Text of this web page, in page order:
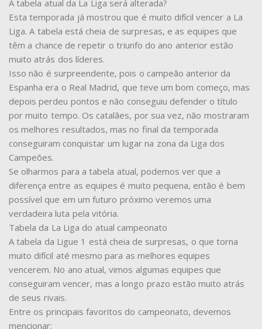
A tabela atual da La Liga será alterada?
Esta temporada já mostrou que é muito difícil vencer a La
Liga. A tabela está cheia de surpresas, e as equipes que
têm a chance de repetir o triunfo do ano anterior estão
muito atrás dos líderes.
Isso não é surpreendente, pois o campeão anterior da
Espanha era o Real Madrid, que teve um bom começo, mas
depois perdeu pontos e não conseguiu defender o título
por muito tempo. Os catalães, por sua vez, não mostraram
os melhores resultados, mas no final da temporada
conseguiram conquistar um lugar na zona da Liga dos
Campeões.
Se olharmos para a tabela atual, podemos ver que a
diferença entre as equipes é muito pequena, então é bem
possível que em um futuro próximo veremos uma
verdadeira luta pela vitória.
Tabela da La Liga do atual campeonato
A tabela da Ligue 1 está cheia de surpresas, o que torna
muito difícil até mesmo para as melhores equipes
vencerem. No ano atual, vimos algumas equipes que
conseguiram vencer, mas a longo prazo estão muito atrás
de seus rivais.
Entre os principais favoritos do campeonato, devemos
mencionar: